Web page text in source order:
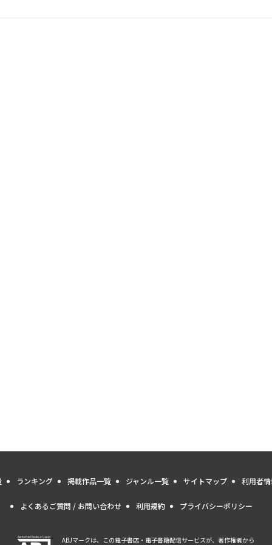
ランキング 掲載作品一覧 ジャンル一覧 サイトマップ 利用者
よくあるご質問 / お問い合わせ 利用規約 プライバシーポリシー
ABJマークは、この電子書店・電子書籍配信サービスが、著作権者から